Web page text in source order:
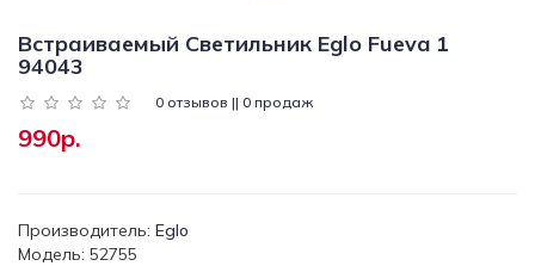
Электротовары
Встраиваемый Светильник Eglo Fueva 1
94043
0 отзывов || 0 продаж
990р.
Производитель: Eglo
Модель: 52755